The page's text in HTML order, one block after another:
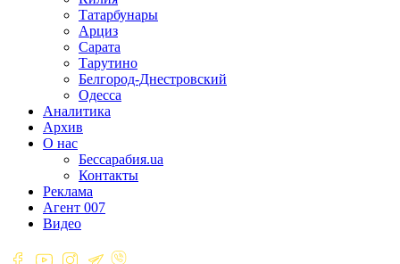
Татарбунары
Арциз
Сарата
Тарутино
Белгород-Днестровский
Одесса
Аналитика
Архив
О нас
Бессарабия.ua
Контакты
Реклама
Агент 007
Видео